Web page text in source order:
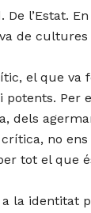
l’Estat.
de
el que
Per
dels
no
tot el que
la identitat